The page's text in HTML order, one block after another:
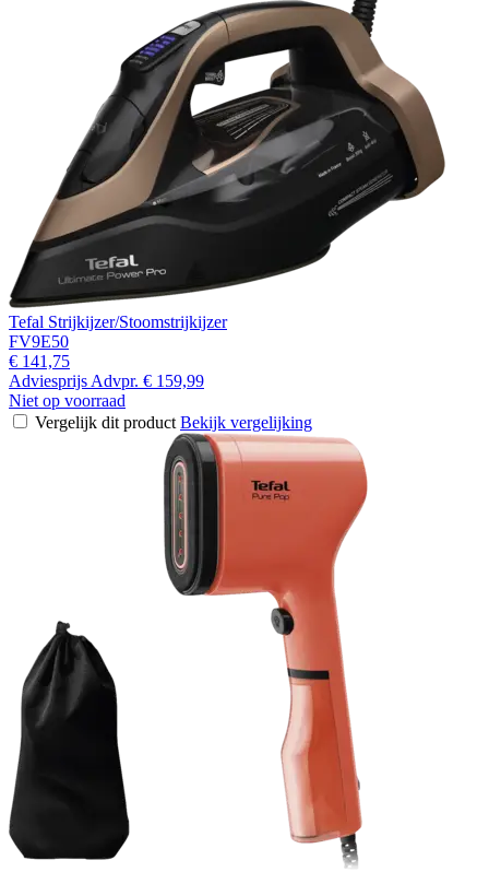
Tefal Strijkijzer/Stoomstrijkijzer
FV9E50
€ 141,75
Adviesprijs Advpr. € 159,99
Niet op voorraad
Vergelijk dit product Bekijk vergelijking